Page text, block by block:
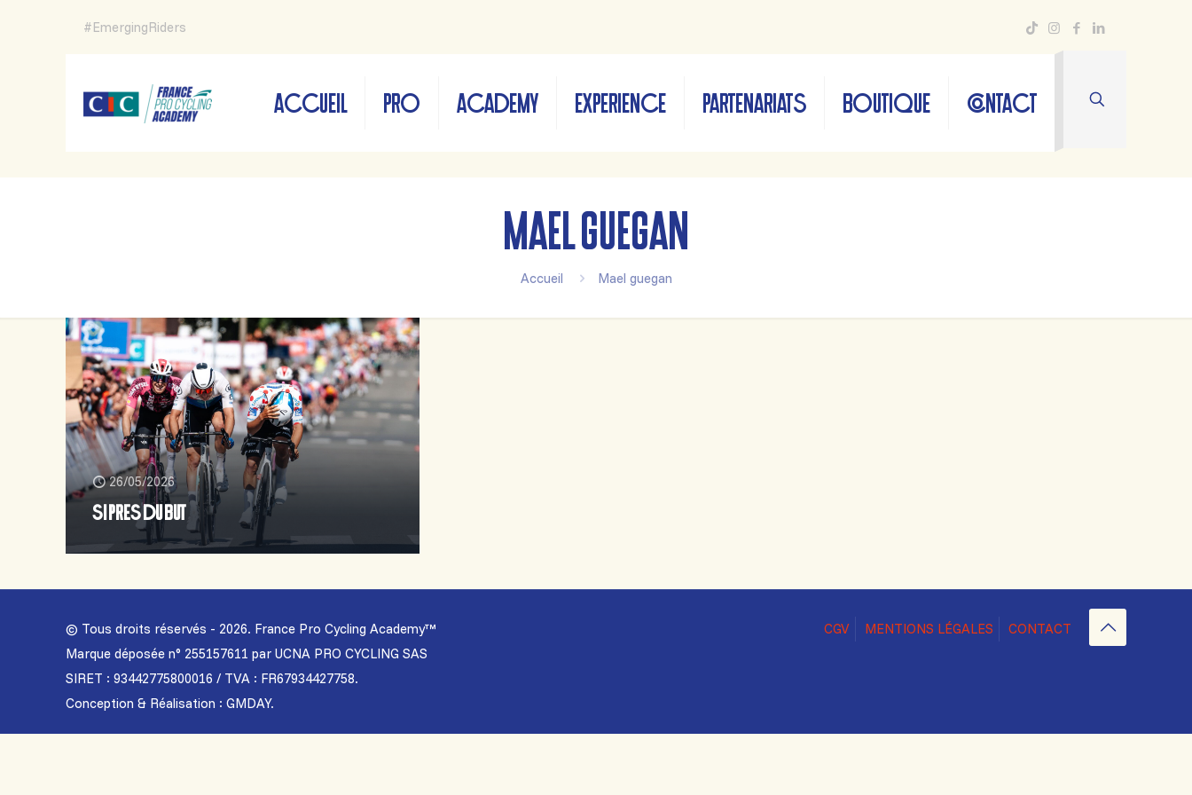
#EmergingRiders
ACCUEIL PRO ACADEMY EXPERIENCE PARTENARIATS BOUTIQUE CONTACT
Mael guegan
Accueil Mael guegan
26/05/2026
SI PRES DU BUT
© Tous droits réservés - 2026. France Pro Cycling Academy™
Marque déposée n° 255157611 par UCNA PRO CYCLING SAS
SIRET : 93442775800016 / TVA : FR67934427758.
Conception & Réalisation : GMDAY.
CGV MENTIONS LÉGALES CONTACT